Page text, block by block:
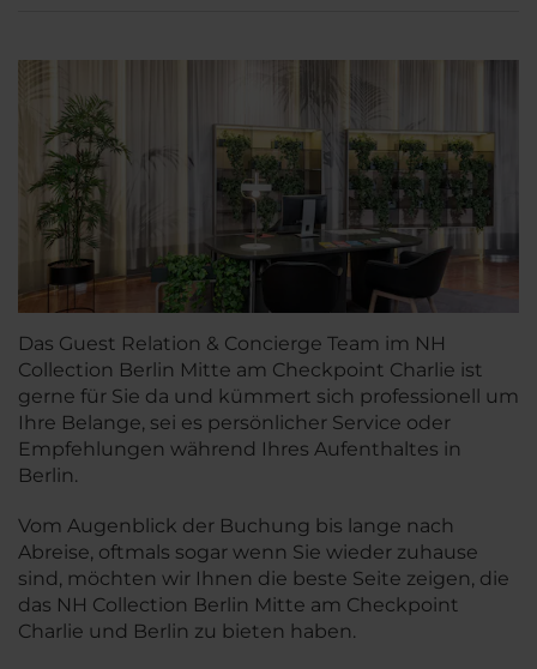
Das Guest Relation & Concierge Team im NH
Collection Berlin Mitte am Checkpoint Charlie ist
gerne für Sie da und kümmert sich professionell um
Ihre Belange, sei es persönlicher Service oder
Empfehlungen während Ihres Aufenthaltes in
Berlin.
Vom Augenblick der Buchung bis lange nach
Abreise, oftmals sogar wenn Sie wieder zuhause
sind, möchten wir Ihnen die beste Seite zeigen, die
das NH Collection Berlin Mitte am Checkpoint
Charlie und Berlin zu bieten haben.